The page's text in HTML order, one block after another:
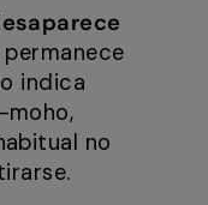
indica
no